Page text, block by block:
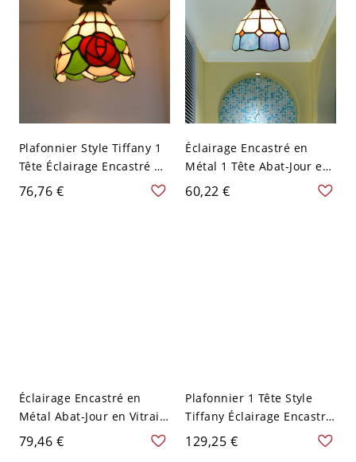
Plafonnier Style Tiffany 1
Tête Éclairage Encastré en
Métal Abat-Jour en Vitrail
- Rouge-Vert 110 V-120 V
76,76 €
Éclairage Encastré en
Métal 1 Tête Abat-Jour en
Vitrail Plafonnier Style
Tiffany - Bleu-Blanc 110 V-
60,22 €
Éclairage Encastré en
Métal Abat-Jour en Vitrail
Plafonnier 1 Tête Style
Tiffany - Multicolore 110
79,46 €
Plafonnier 1 Tête Style
Tiffany Éclairage Encastré
en Métal Abat-Jour à
Dôme en Vitrail - Rouge-
129,25 €